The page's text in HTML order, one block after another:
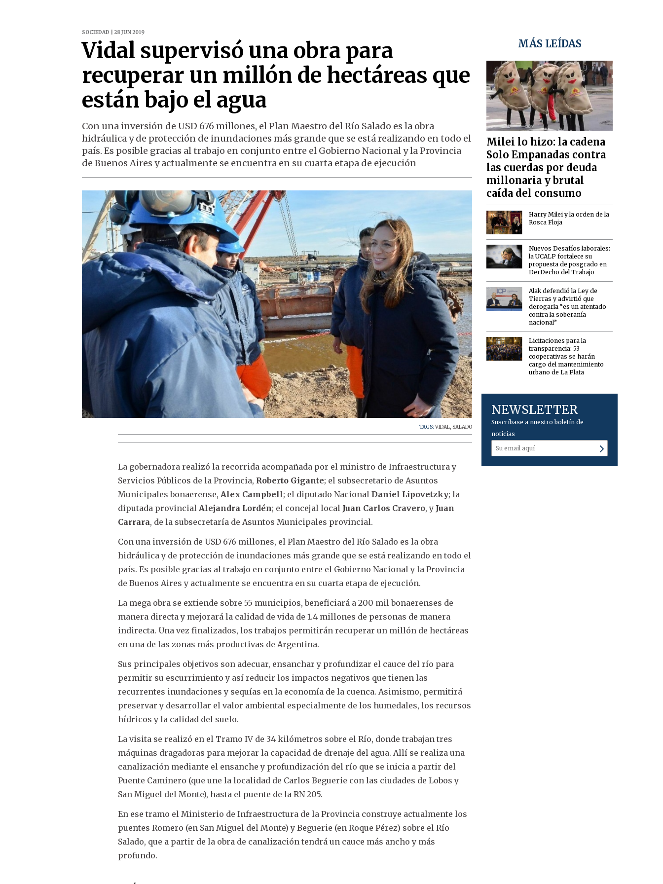
SOCIEDAD | 28 JUN 2019
Vidal supervisó una obra para
recuperar un millón de hectáreas que
están bajo el agua
Con una inversión de USD 676 millones, el Plan Maestro del Río Salado es la obra
hidráulica y de protección de inundaciones más grande que se está realizando en todo el
país. Es posible gracias al trabajo en conjunto entre el Gobierno Nacional y la Provincia
de Buenos Aires y actualmente se encuentra en su cuarta etapa de ejecución
TAGS:VIDAL,SALADO
La gobernadora realizó la recorrida acompañada por el ministro de Infraestructura y
Servicios Públicos de la Provincia, Roberto Gigante; el subsecretario de Asuntos
Municipales bonaerense, Alex Campbell; el diputado NacionalDaniel Lipovetzky; la
diputada provincial Alejandra Lordén; el concejal local Juan Carlos Cravero, y Juan
Carrara, de la subsecretaría de Asuntos Municipales provincial.
Con una inversión de USD 676 millones, el Plan Maestro del Río Salado es la obra
hidráulica y de protección de inundaciones más grande que se está realizando en todo el
país. Es posible gracias al trabajo en conjunto entre el Gobierno Nacional y la Provincia
de Buenos Aires y actualmente se encuentra en su cuarta etapa de ejecución.
La mega obra se extiende sobre 55 municipios, beneficiará a 200 mil bonaerenses de
manera directa y mejorará la calidad de vida de 1.4 millones de personas de manera
indirecta. Una vez finalizados, los trabajos permitirán recuperar un millón de hectáreas
en una de las zonas más productivas de Argentina.
Sus principales objetivos son adecuar, ensanchar y profundizar el cauce del río para
permitir su escurrimiento y así reducir los impactos negativos que tienen las
recurrentes inundaciones y sequías en la economía de la cuenca. Asimismo, permitirá
preservar y desarrollar el valor ambiental especialmente de los humedales, los recursos
hídricos y la calidad del suelo.
La visita se realizó en el Tramo IV de 34 kilómetros sobre el Río, donde trabajan tres
máquinas dragadoras para mejorar la capacidad de drenaje del agua. Allí se realiza una
canalización mediante el ensanche y profundización del río que se inicia a partir del
Puente Caminero (que une la localidad de Carlos Beguerie con las ciudades de Lobos y
San Miguel del Monte), hasta el puente de la RN 205.
En ese tramo el Ministerio de Infraestructura de la Provincia construye actualmente los
puentes Romero (en San Miguel del Monte) y Beguerie (en Roque Pérez) sobre el Río
Salado, que a partir de la obra de canalización tendrá un cauce más ancho y más
profundo.
MÁS LEÍDAS
Milei lo hizo: la cadena
Solo Empanadas contra
las cuerdas por deuda
millonaria y brutal
caída del consumo
Harry Milei y la orden de la
Rosca Floja
Nuevos Desafíos laborales:
la UCALP fortalece su
propuesta de posgrado en
DerDecho del Trabajo
Alak defendió la Ley de
Tierras y advirtió que
derogarla “es un atentado
contra la soberanía
nacional”
Licitaciones para la
transparencia: 53
cooperativas se harán
cargo del mantenimiento
urbano de La Plata
NEWSLETTER
Suscríbase a nuestro boletín de
noticias